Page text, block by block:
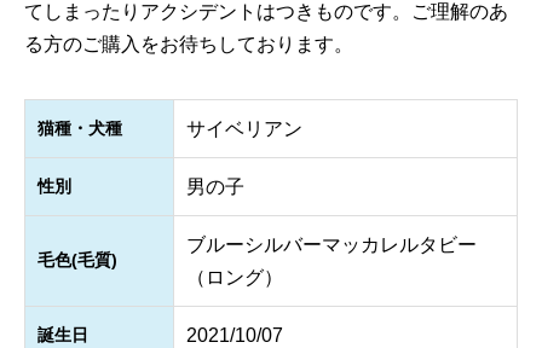
てしまったりアクシデントはつきものです。ご理解のあ
る方のご購入をお待ちしております。
猫種・犬種 サイベリアン
性別 男の子
毛色(毛質)
ブルーシルバーマッカレルタビー
（ロング）
誕生日 2021/10/07